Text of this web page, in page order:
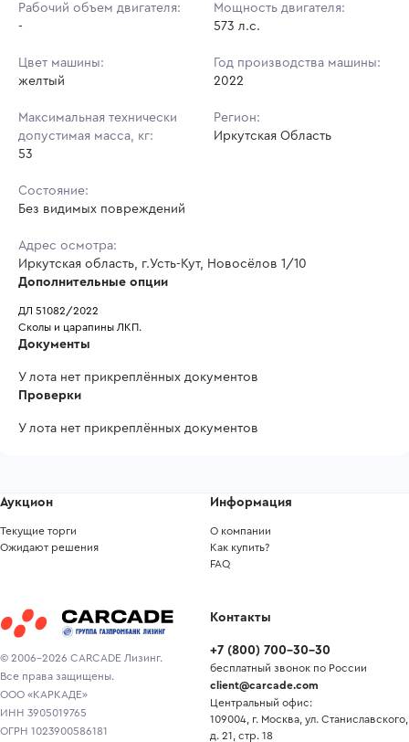
Рабочий объем двигателя:
-
Мощность двигателя:
573 л.с.
Цвет машины:
желтый
Год производства машины:
2022
Максимальная технически
допустимая масса, кг:
53
Регион:
Иркутская Область
Состояние:
Без видимых повреждений
Адрес осмотра:
Иркутская область, г.Усть-Кут, Новосёлов 1/10
Дополнительные опции
ДЛ 51082/2022
Сколы и царапины ЛКП.
Документы
У лота нет прикреплённых документов
Проверки
У лота нет прикреплённых документов
© 2006-2026 CARCADE Лизинг.
Все права защищены.
ООО «КАРКАДЕ»
ИНН 3905019765
ОГРН 1023900586181
Аукцион
Текущие торги
Ожидают решения
Информация
О компании
Как купить?
FAQ
Контакты
+7 (800) 700-30-30
бесплатный звонок по России
client@carcade.com
Центральный офис:
109004, г. Москва, ул. Станиславского,
д. 21, стр. 18